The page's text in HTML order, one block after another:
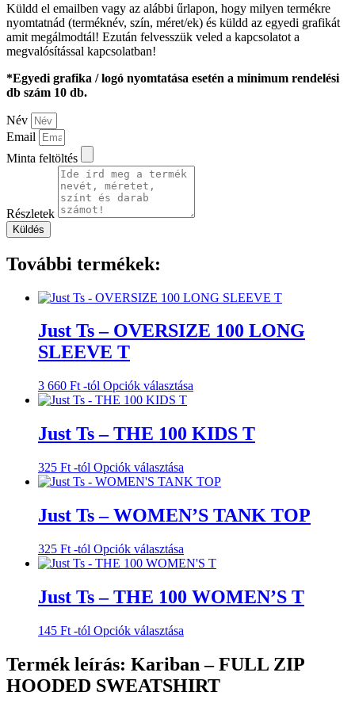
Küldd el emailben vagy az alábbi űrlapon, hogy milyen termékre
nyomtatnád (terméknév, szín, méret/ek) és küldd az egyedi grafikát
amit megálmodtál! Ezután felvesszük veled a kapcsolatot a
megvalósítással kapcsolatban!
*Egyedi grafika / logó nyomtatása esetén a minimum rendelési
db szám 10 db.
Név
Email
Minta feltöltés
Részletek
Küldés
További termékek:
Just Ts – OVERSIZE 100 LONG
SLEEVE T
3 660 Ft -tól Opciók választása
több
variációja
változatok
termékoldalon
választhatók
Just Ts – THE 100 KIDS T
325 Ft -tól Opciók választása
a
több
variációja
A
változatok
termékoldalon
választhatók
Just Ts – WOMEN’S TANK TOP
325 Ft -tól Opciók választása
a
több
variációja
A
a
termékoldalon
választhatók
Just Ts – THE 100 WOMEN’S T
145 Ft -tól Opciók választása
terméknek
több
variációja
Termék leírás: Kariban – FULL ZIP
HOODED SWEATSHIRT